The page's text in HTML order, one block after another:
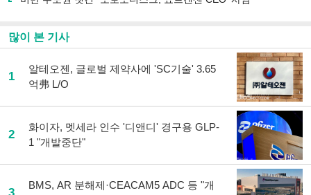
많이 본 기사
1
알테오젠, 글로벌 제약사에 'SC기술' 3.65
억弗 L/O
2
화이자, 멧세라 인수 '디앤디' 경구용 GLP-
1 "개발중단"
3
BMS, AR 분해제·CEACAM5 ADC 등 "개